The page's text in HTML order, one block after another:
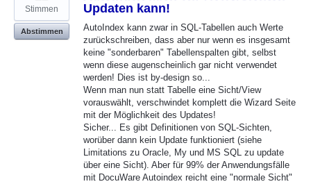
Updaten kann!
AutoIndex kann zwar in SQL-Tabellen auch Werte
zurückschreiben, dass aber nur wenn es insgesamt
keine "sonderbaren" Tabellenspalten gibt, selbst
wenn diese augenscheinlich gar nicht verwendet
werden! Dies ist by-design so...
Wenn man nun statt Tabelle eine Sicht/View
vorauswählt, verschwindet komplett die Wizard Seite
mit der Möglichkeit des Updates!
Sicher... Es gibt Definitionen von SQL-Sichten,
worüber dann kein Update funktioniert (siehe
Limitations zu Oracle, My und MS SQL zu update
über eine Sicht). Aber für 99% der Anwendungsfälle
mit DocuWare Autoindex reicht eine "normale Sicht"
Stimmen
Abstimmen